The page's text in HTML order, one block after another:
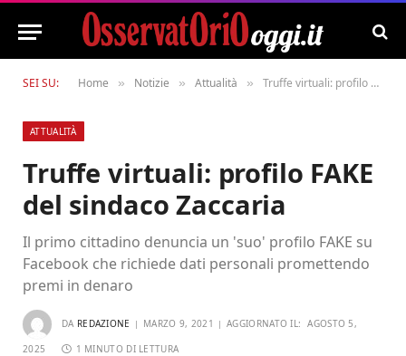
SEI SU: Home » Notizie » Attualità » Truffe virtuali: profilo FAKE del sindaco Zaccaria
ATTUALITÀ
Truffe virtuali: profilo FAKE
del sindaco Zaccaria
Il primo cittadino denuncia un 'suo' profilo FAKE su
Facebook che richiede dati personali promettendo
premi in denaro
DA REDAZIONE MARZO 9, 2021 AGGIORNATO IL: AGOSTO 5,
2025 1 MINUTO DI LETTURA